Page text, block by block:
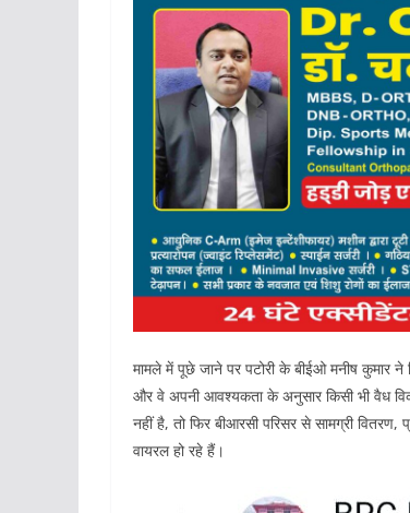
मामले में पूछे जाने पर पटोरी के बीईओ मनीष कुमार ने
और वे अपनी आवश्यकता के अनुसार किसी भी वैध
नहीं है, तो फिर बीआरसी परिसर से सामग्री
वायरल हो रहे हैं।